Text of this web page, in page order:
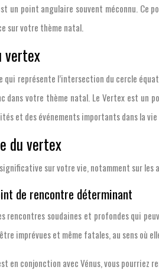
sur votre thème natal.
vertex
qui représente l’intersection du cercle
dans votre thème natal. Le Vertex est un
et des événements importants dans la vie
du vertex
sur votre vie, notamment sur les
de rencontre déterminant
rencontres soudaines et profondes qui
imprévues et même fatales, au sens où
en conjonction avec Vénus, vous